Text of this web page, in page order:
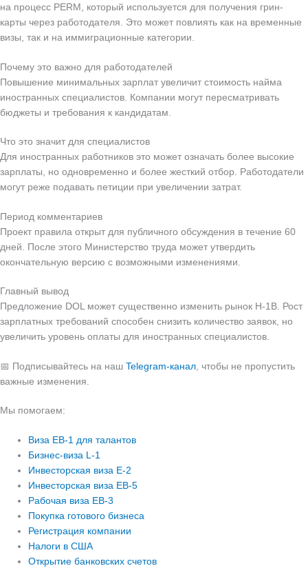
на процесс PERM, который используется для получения грин-
карты через работодателя. Это может повлиять как на временные
визы, так и на иммиграционные категории.
Почему это важно для работодателей
Повышение минимальных зарплат увеличит стоимость найма
иностранных специалистов. Компании могут пересматривать
бюджеты и требования к кандидатам.
Что это значит для специалистов
Для иностранных работников это может означать более высокие
зарплаты, но одновременно и более жесткий отбор. Работодатели
могут реже подавать петиции при увеличении затрат.
Период комментариев
Проект правила открыт для публичного обсуждения в течение 60
дней. После этого Министерство труда может утвердить
окончательную версию с возможными изменениями.
Главный вывод
Предложение DOL может существенно изменить рынок H-1B. Рост
зарплатных требований способен снизить количество заявок, но
увеличить уровень оплаты для иностранных специалистов.
📅 Подписывайтесь на наш Telegram-канал , чтобы не пропустить
важные изменения.
Мы помогаем:
Виза EB-1 для талантов
Бизнес-виза L-1
Инвесторская виза E-2
Инвесторская виза EB-5
Рабочая виза EB-3
Покупка готового бизнеса
Регистрация компании
Налоги в США
Открытие банковских счетов